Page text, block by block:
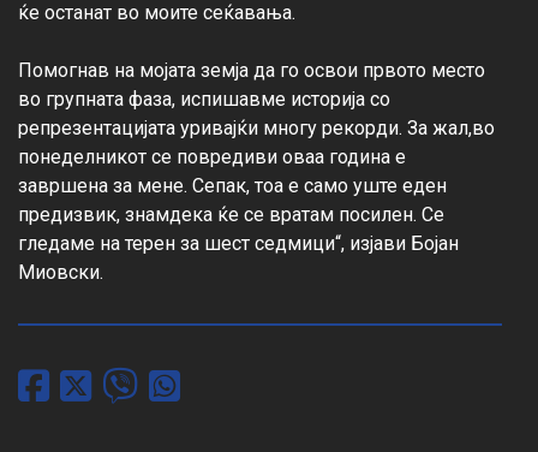
ќе останат во моите сеќавања.
Помогнав на мојата земја да го освои првото место
во групната фаза, испишавме историја со
репрезентацијата уривајќи многу рекорди. За жал,во
понеделникот се повредиви оваа година е
завршена за мене. Сепак, тоа е само уште еден
предизвик, знамдека ќе се вратам посилен. Се
гледаме на терен за шест седмици“, изјави Бојан
Миовски.